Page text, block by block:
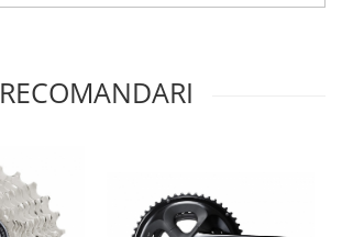
RECOMANDARI